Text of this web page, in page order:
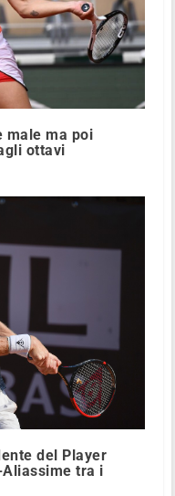
male ma poi
ottavi
del Player
Aliassime tra i